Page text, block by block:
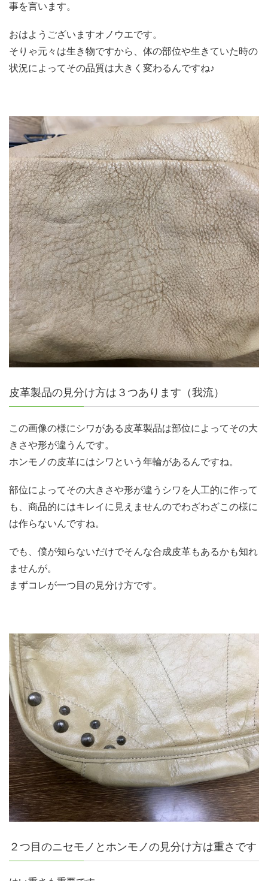
事を言います。
おはようございますオノウエです。
そりゃ元々は生き物ですから、体の部位や生きていた時の
状況によってその品質は大きく変わるんですね♪
皮革製品の見分け方は３つあります（我流）
この画像の様にシワがある皮革製品は部位によってその大
きさや形が違うんです。
ホンモノの皮革にはシワという年輪があるんですね。
部位によってその大きさや形が違うシワを人工的に作って
も、商品的にはキレイに見えませんのでわざわざこの様に
は作らないんですね。
でも、僕が知らないだけでそんな合成皮革もあるかも知れ
ませんが。
まずコレが一つ目の見分け方です。
２つ目のニセモノとホンモノの見分け方は重さです